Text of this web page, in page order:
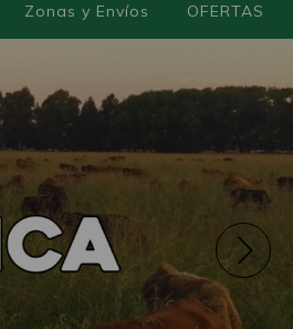
Zonas y Envíos OFERTAS